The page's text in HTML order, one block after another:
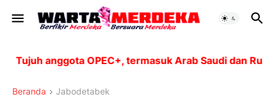
anggota OPEC+, termasuk Arab Saudi dan Rusia,
Beranda Jabodetabek